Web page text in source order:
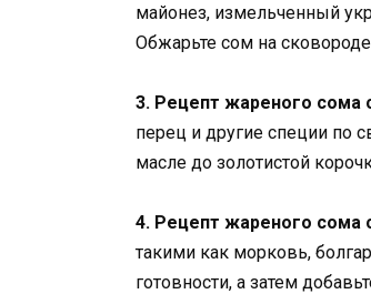
майонез, измельченный
Обжарьте сом на
3. Рецепт жареного сома
перец и другие специи по
масле до золотистой
4. Рецепт жареного сома
такими как морковь,
готовности, а затем